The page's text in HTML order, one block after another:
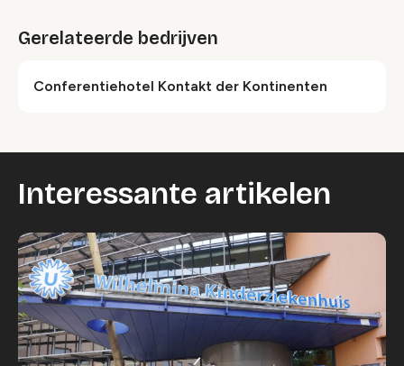
Gerelateerde bedrijven
Conferentiehotel Kontakt der Kontinenten
Interessante artikelen